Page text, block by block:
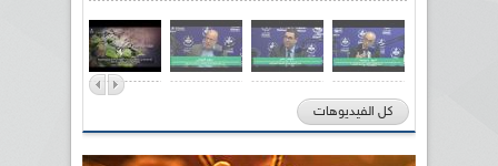
كل الفيديوهات